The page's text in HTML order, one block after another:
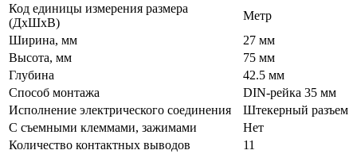
Код единицы измерения размера
(ДхШхВ)
Метр
Ширина, мм
27 мм
Высота, мм
75 мм
Глубина
42.5 мм
Способ монтажа
DIN-рейка 35 мм
Исполнение электрического соединения
Штекерный разъем
С съемными клеммами, зажимами
Нет
Количество контактных выводов
11